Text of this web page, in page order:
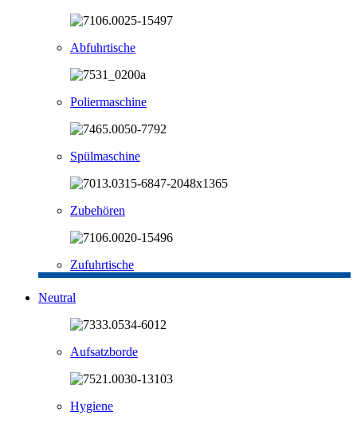
Abfuhrtische
Poliermaschine
Spülmaschine
Zubehören
Zufuhrtische
Neutral
Aufsatzborde
Hygiene